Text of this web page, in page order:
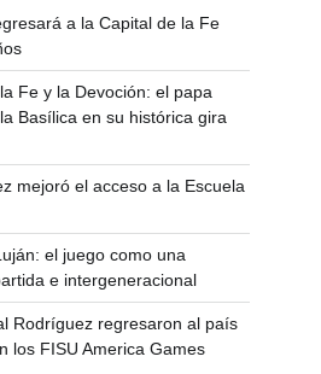
a la Capital de la Fe
Fe y la Devoción: el papa
Basílica en su histórica gira
mejoró el acceso a la Escuela
el juego como una
e intergeneracional
Rodríguez regresaron al país
los FISU America Games